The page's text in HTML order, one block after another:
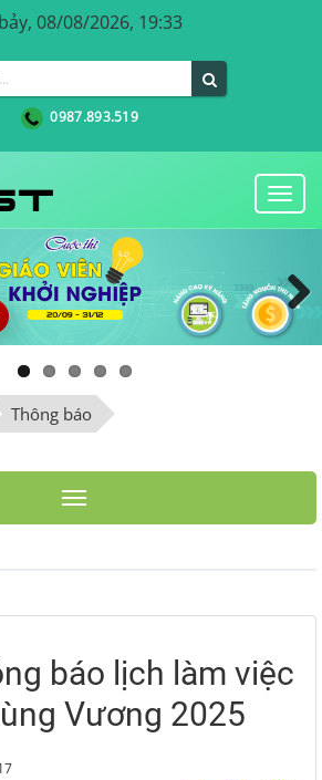
08/08/2026, 19:33
0987.893.519
Next
Thông báo
Toggle navigation
báo lịch làm việc
Vương 2025